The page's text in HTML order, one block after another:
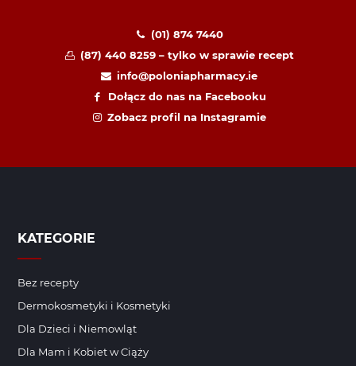
(01) 874 7440
(87) 440 8259 – tylko w sprawie recept
info@poloniapharmacy.ie
Dołącz do nas na Facebooku
Zobacz profil na Instagramie
KATEGORIE
Bez recepty
Dermokosmetyki i Kosmetyki
Dla Dzieci i Niemowląt
Dla Mam i Kobiet w Ciąży